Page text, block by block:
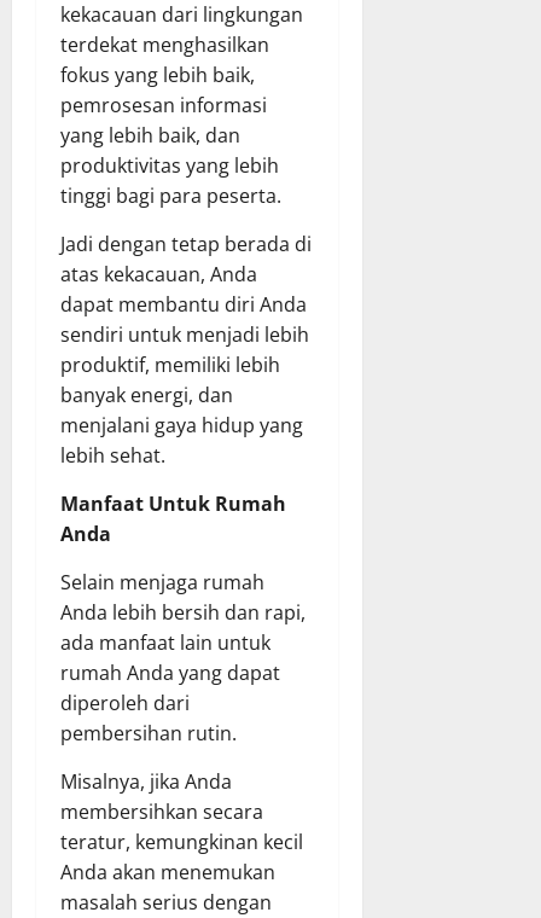
kekacauan dari lingkungan
terdekat menghasilkan
fokus yang lebih baik,
pemrosesan informasi
yang lebih baik, dan
produktivitas yang lebih
tinggi bagi para peserta.
Jadi dengan tetap berada di
atas kekacauan, Anda
dapat membantu diri Anda
sendiri untuk menjadi lebih
produktif, memiliki lebih
banyak energi, dan
menjalani gaya hidup yang
lebih sehat.
Manfaat Untuk Rumah
Anda
Selain menjaga rumah
Anda lebih bersih dan rapi,
ada manfaat lain untuk
rumah Anda yang dapat
diperoleh dari
pembersihan rutin.
Misalnya, jika Anda
membersihkan secara
teratur, kemungkinan kecil
Anda akan menemukan
masalah serius dengan